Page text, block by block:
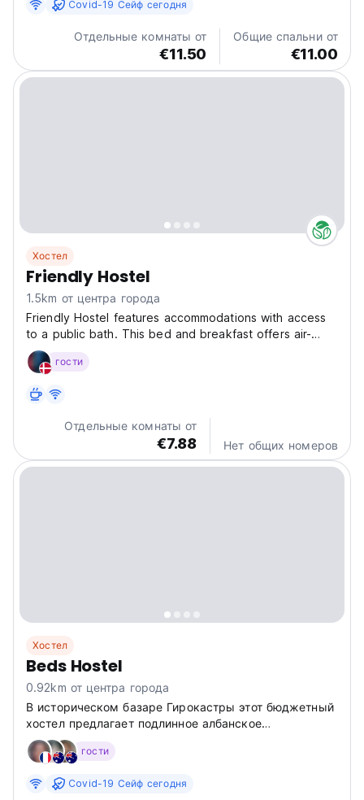
Covid-19 Сейф сегодня
Отдельные комнаты от
€11.50
Общие спальни от
€11.00
Хостел
Friendly Hostel
1.5km от центра города
Friendly Hostel features accommodations with access
to a public bath. This bed and breakfast offers air-
conditioned accommodations with a terrace and free
Wifi. The accommodation provides a 24-hour front
guests....
гости
Отдельные комнаты от
€7.88 Нет общих номеров
Хостел
Beds Hostel
0.92km от центра города
В историческом базаре Гирокастры этот бюджетный
хостел предлагает подлинное албанское
гостеприимство. Идеально подходит для изучения
этого города, входящего в список Всемирного
индивидуальных путешественников, так...
гости
Covid-19 Сейф сегодня